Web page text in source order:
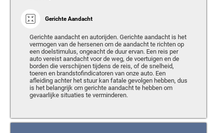
Gerichte Aandacht
Gerichte aandacht en autorijden. Gerichte aandacht is het
vermogen van de hersenen om de aandacht te richten op
een doelstimulus, ongeacht de duur ervan. Een reis per
auto vereist aandacht voor de weg, de voertuigen en de
borden die verschijnen tijdens de reis, of de snelheid,
toeren en brandstofindicatoren van onze auto. Een
afleiding achter het stuur kan fatale gevolgen hebben, dus
is het belangrijk om gerichte aandacht te hebben om
gevaarlijke situaties te verminderen.